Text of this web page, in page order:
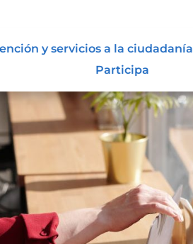
y servicios a la ciudadanía
Participa